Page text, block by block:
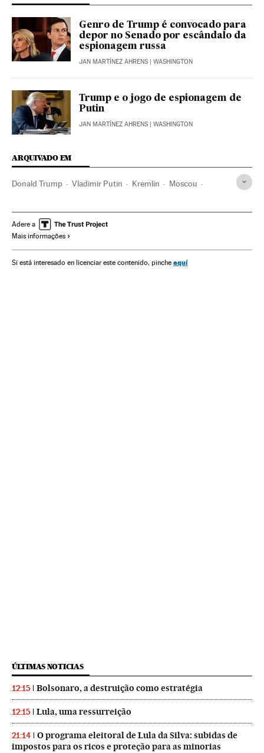
Genro de Trump é convocado para
depor no Senado por escândalo da
espionagem russa
JAN MARTÍNEZ AHRENS | WASHINGTON
Trump e o jogo de espionagem de
Putin
JAN MARTÍNEZ AHRENS | WASHINGTON
ARQUIVADO EM
Donald Trump Vladimir Putin Kremlin Moscou
Europa Leste Eleições presidenciais
Eleições Governo
Administração Estado Política Administração pública
Adere a
Mais informações
Si está interesado en licenciar este contenido, pinche aquí
ÚLTIMAS NOTICIAS
12:15 Bolsonaro, a destruição como estratégia
12:15 Lula, uma ressurreição
21:14
O programa eleitoral de Lula da Silva: subidas de
impostos para os ricos e proteção para as minorias